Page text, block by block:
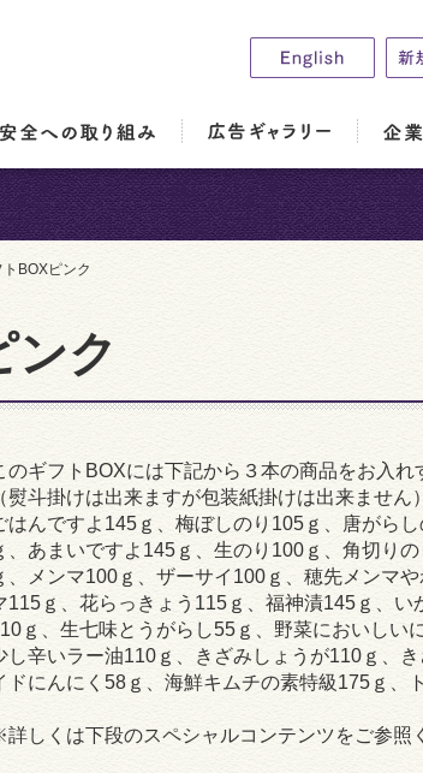
BOXピンク
ンク
のギフトBOXには下記から３本の商品をお入れ
（熨斗掛けは出来ますが包装紙掛けは出来ません）
はんですよ145ｇ、梅ぼしのり105ｇ、唐がら
、あまいですよ145ｇ、生のり100ｇ、角切り
、メンマ100ｇ、ザーサイ100ｇ、穂先メンマ
115ｇ、花らっきょう115ｇ、福神漬145ｇ、
ｇ、生七味とうがらし55ｇ、野菜においしい
し辛いラー油110ｇ、きざみしょうが110ｇ、
ドにんにく58ｇ、海鮮キムチの素特級175ｇ、
しくは下段のスペシャルコンテンツをご参照